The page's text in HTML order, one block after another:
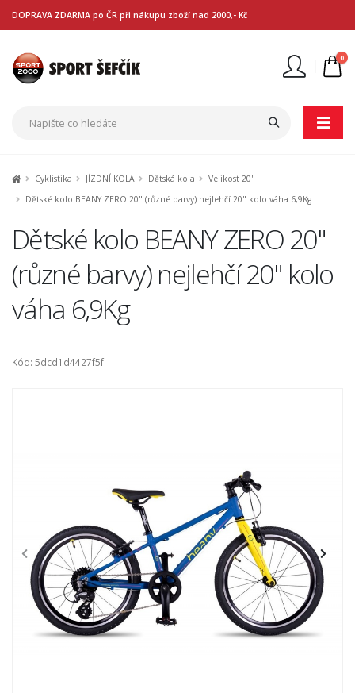
DOPRAVA ZDARMA po ČR při nákupu zboží nad 2000,- Kč
0
Cyklistika JÍZDNÍ KOLA Dětská kola
Velikost 20"
Dětské kolo BEANY ZERO 20" (různé barvy) nejlehčí 20" kolo váha 6,9Kg
Dětské kolo BEANY ZERO 20"
(různé barvy) nejlehčí 20" kolo
váha 6,9Kg
Kód: 5dcd1d4427f5f